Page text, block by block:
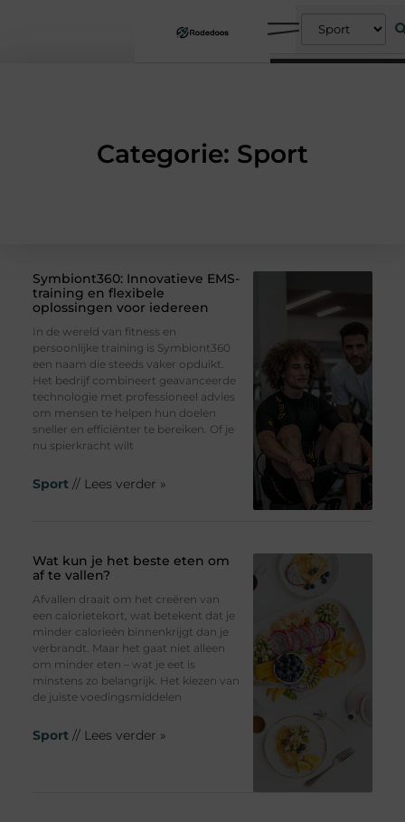
Categorie: Sport
Symbiont360: Innovatieve EMS-
training en flexibele
oplossingen voor iedereen
In de wereld van fitness en
persoonlijke training is Symbiont360
een naam die steeds vaker opduikt.
Het bedrijf combineert geavanceerde
technologie met professioneel advies
om mensen te helpen hun doelen
sneller en efficiënter te bereiken. Of je
nu spierkracht wilt
Sport // Lees verder »
Wat kun je het beste eten om
af te vallen?
Afvallen draait om het creëren van
een calorietekort, wat betekent dat je
minder calorieën binnenkrijgt dan je
verbrandt. Maar het gaat niet alleen
om minder eten – wat je eet is
minstens zo belangrijk. Het kiezen van
de juiste voedingsmiddelen
Sport // Lees verder »